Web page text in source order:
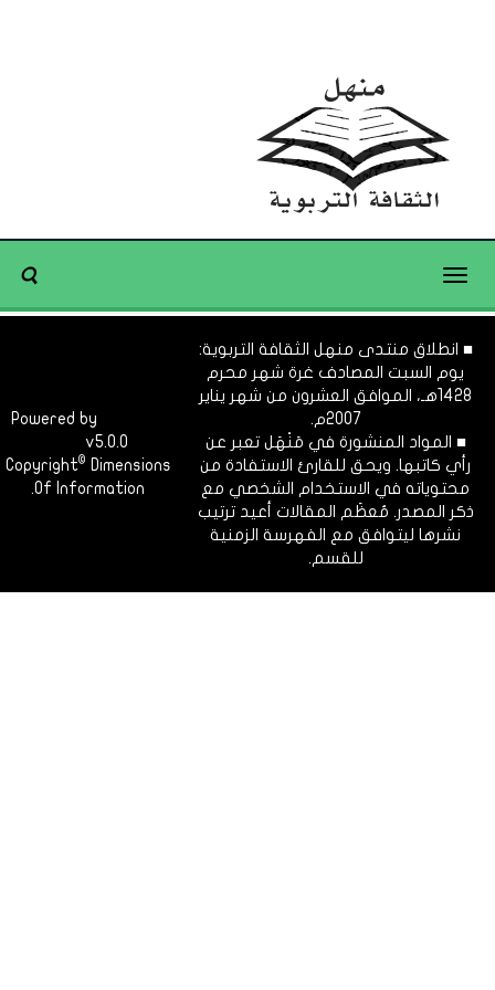
Toggle
■ انطلاق منتدى منهل الثقافة التربوية:
يوم السبت المصادف غرة شهر محرم
1428هـ، الموافق العشرون من شهر يناير
2007م.
■ المواد المنشورة في مَنْهَل تعبر عن
رأي كاتبها. ويحق للقارئ الاستفادة من
محتوياته في الاستخدام الشخصي مع
ذكر المصدر. مُعظَم المقالات أعيد ترتيب
نشرها ليتوافق مع الفهرسة الزمنية
للقسم.
Powered by
v5.0.0
Copyright©
Dimensions
Of Information.